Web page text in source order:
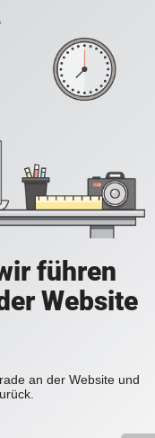
führen
Website
an der Website und